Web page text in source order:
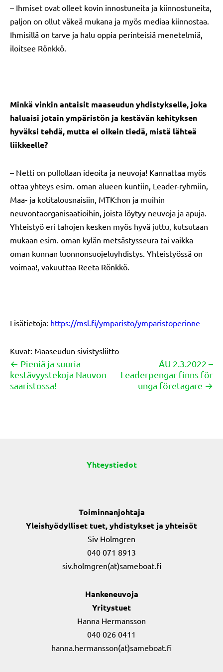
– Ihmiset ovat olleet kovin innostuneita ja kiinnostuneita,
paljon on ollut väkeä mukana ja myös mediaa kiinnostaa.
Ihmisillä on tarve ja halu oppia perinteisiä menetelmiä,
iloitsee Rönkkö.
Minkä vinkin antaisit maaseudun yhdistykselle, joka
haluaisi jotain ympäristön ja kestävän kehityksen
hyväksi tehdä, mutta ei oikein tiedä, mistä lähteä
liikkeelle?
– Netti on pullollaan ideoita ja neuvoja! Kannattaa myös
ottaa yhteys esim. oman alueen kuntiin, Leader-ryhmiin,
Maa- ja kotitalousnaisiin, MTK:hon ja muihin
neuvontaorganisaatioihin, joista löytyy neuvoja ja apuja.
Yhteistyö eri tahojen kesken myös hyvä juttu, kutsutaan
mukaan esim. oman kylän metsästysseura tai vaikka
oman kunnan luonnonsuojeluyhdistys. Yhteistyössä on
voimaa!, vakuuttaa Reeta Rönkkö.
Lisätietoja: https://msl.fi/ymparisto/ymparistoperinne
Kuvat: Maaseudun sivistysliitto
Posts
navigation
← Pieniä ja suuria
kestävyystekoja Nauvon
saaristossa!
ÅU 2.3.2022 –
Leaderpengar finns för
unga företagare →
Yhteystiedot
Toiminnanjohtaja
Yleishyödylliset tuet, yhdistykset ja yhteisöt
Siv Holmgren
040 071 8913
siv.holmgren(at)sameboat.fi
Hankeneuvoja
Yritystuet
Hanna Hermansson
040 026 0411
hanna.hermansson(at)sameboat.fi